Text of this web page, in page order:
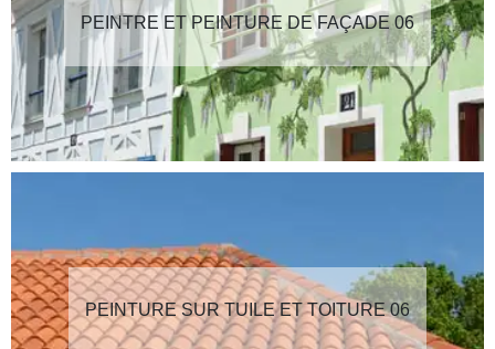
PEINTRE ET PEINTURE DE FAÇADE 06
PEINTURE SUR TUILE ET TOITURE 06